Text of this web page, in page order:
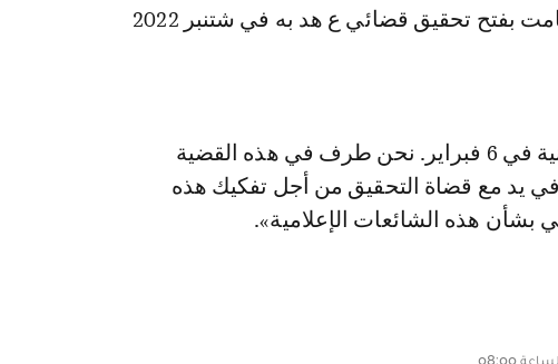
هذه القضية على نطاق أوسع وقامت بفتح تحقيق قضائي ع هد به في شتنبر 2022
وأكد أن «المغرب رفع دعوى مدنية في 6 فبراير. نحن طرف في هذه القضية
يد مع قضاة التحقيق من أجل تفكيك هذه
بشأن هذه الشائعات الإعلامية».